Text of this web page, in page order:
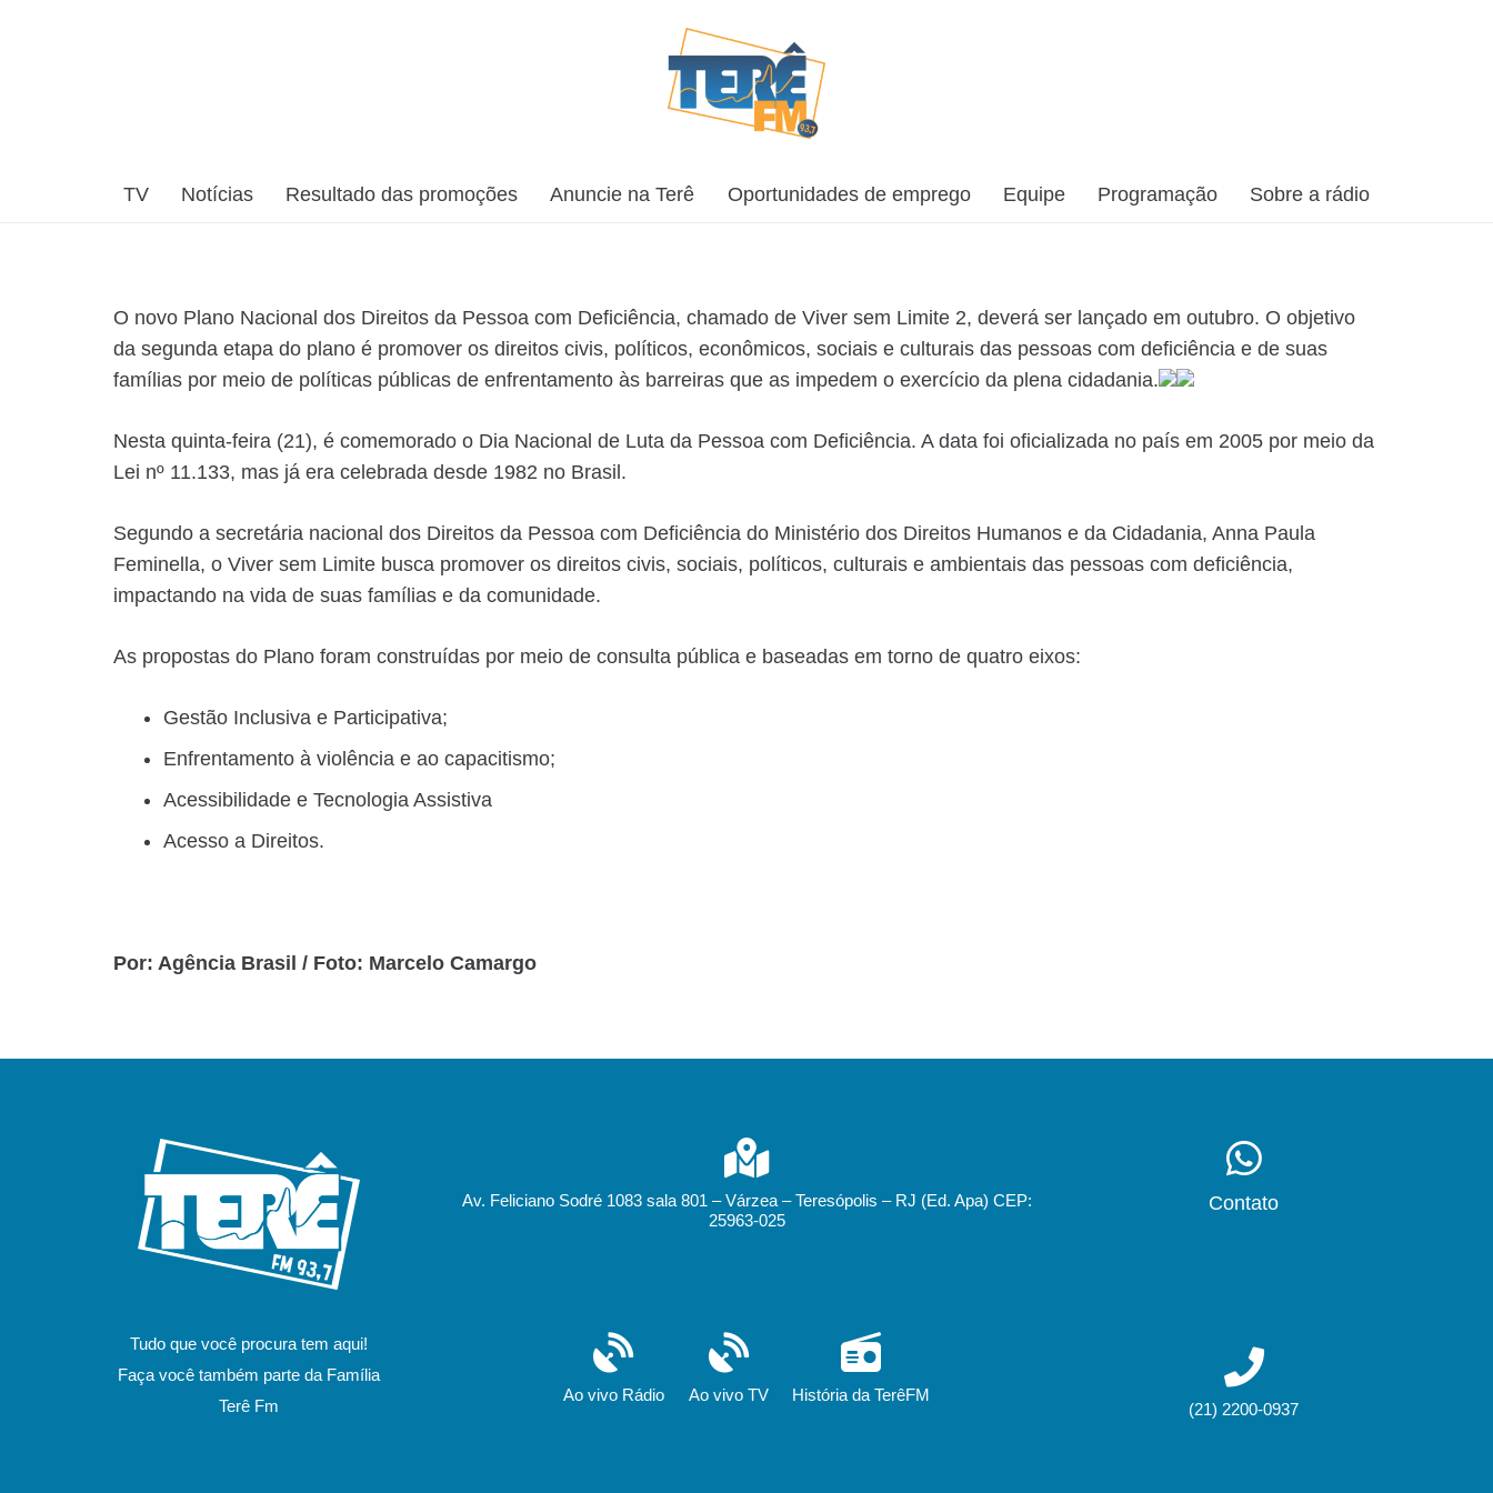
TV Notícias Resultado das promoções Anuncie na Terê Oportunidades de emprego Equipe Programação Sobre a rádio
O novo Plano Nacional dos Direitos da Pessoa com Deficiência, chamado de Viver sem Limite 2, deverá ser lançado em outubro. O objetivo
da segunda etapa do plano é promover os direitos civis, políticos, econômicos, sociais e culturais das pessoas com deficiência e de suas
famílias por meio de políticas públicas de enfrentamento às barreiras que as impedem o exercício da plena cidadania.
Nesta quinta-feira (21), é comemorado o Dia Nacional de Luta da Pessoa com Deficiência. A data foi oficializada no país em 2005 por meio da
Lei nº 11.133, mas já era celebrada desde 1982 no Brasil.
Segundo a secretária nacional dos Direitos da Pessoa com Deficiência do Ministério dos Direitos Humanos e da Cidadania, Anna Paula
Feminella, o Viver sem Limite busca promover os direitos civis, sociais, políticos, culturais e ambientais das pessoas com deficiência,
impactando na vida de suas famílias e da comunidade.
As propostas do Plano foram construídas por meio de consulta pública e baseadas em torno de quatro eixos:
Gestão Inclusiva e Participativa;
Enfrentamento à violência e ao capacitismo;
Acessibilidade e Tecnologia Assistiva
Acesso a Direitos.
Por: Agência Brasil / Foto: Marcelo Camargo
Tudo que você procura tem aqui!
Faça você também parte da Família
Terê Fm
Av. Feliciano Sodré 1083 sala 801 – Várzea – Teresópolis – RJ (Ed. Apa) CEP:
25963-025
Ao vivo Rádio Ao vivo TV História da TerêFM
Contato
(21) 2200-0937